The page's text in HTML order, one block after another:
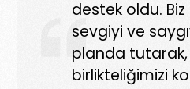
destek oldu.
sevgiyi ve
planda tutarak,
birlikteliğimizi